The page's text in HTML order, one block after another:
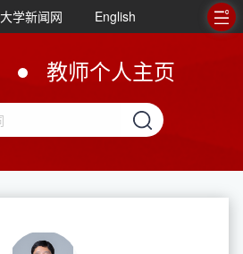
学新闻网 English
教师个人主页